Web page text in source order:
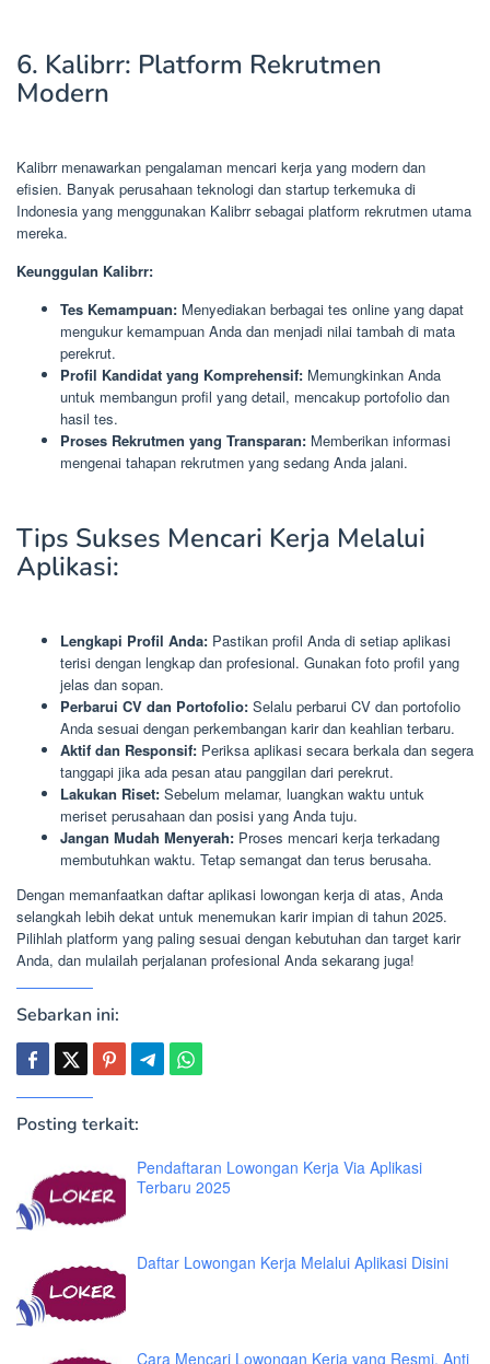
6. Kalibrr: Platform Rekrutmen
Modern
Kalibrr menawarkan pengalaman mencari kerja yang modern dan
efisien. Banyak perusahaan teknologi dan startup terkemuka di
Indonesia yang menggunakan Kalibrr sebagai platform rekrutmen utama
mereka.
Keunggulan Kalibrr:
Tes Kemampuan: Menyediakan berbagai tes online yang dapat
mengukur kemampuan Anda dan menjadi nilai tambah di mata
perekrut.
Profil Kandidat yang Komprehensif: Memungkinkan Anda
untuk membangun profil yang detail, mencakup portofolio dan
hasil tes.
Proses Rekrutmen yang Transparan: Memberikan informasi
mengenai tahapan rekrutmen yang sedang Anda jalani.
Tips Sukses Mencari Kerja Melalui
Aplikasi:
Lengkapi Profil Anda: Pastikan profil Anda di setiap aplikasi
terisi dengan lengkap dan profesional. Gunakan foto profil yang
jelas dan sopan.
Perbarui CV dan Portofolio: Selalu perbarui CV dan portofolio
Anda sesuai dengan perkembangan karir dan keahlian terbaru.
Aktif dan Responsif: Periksa aplikasi secara berkala dan segera
tanggapi jika ada pesan atau panggilan dari perekrut.
Lakukan Riset: Sebelum melamar, luangkan waktu untuk
meriset perusahaan dan posisi yang Anda tuju.
Jangan Mudah Menyerah: Proses mencari kerja terkadang
membutuhkan waktu. Tetap semangat dan terus berusaha.
Dengan memanfaatkan daftar aplikasi lowongan kerja di atas, Anda
selangkah lebih dekat untuk menemukan karir impian di tahun 2025.
Pilihlah platform yang paling sesuai dengan kebutuhan dan target karir
Anda, dan mulailah perjalanan profesional Anda sekarang juga!
Sebarkan ini:
Posting terkait:
Pendaftaran Lowongan Kerja Via Aplikasi
Terbaru 2025
Daftar Lowongan Kerja Melalui Aplikasi Disini
Cara Mencari Lowongan Kerja yang Resmi, Anti